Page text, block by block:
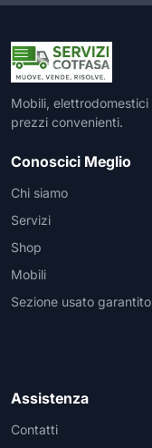
Mobili, elettrodomestici
prezzi convenienti.
Conoscici Meglio
Chi siamo
Servizi
Shop
Mobili
Sezione usato garantito
Assistenza
Contatti